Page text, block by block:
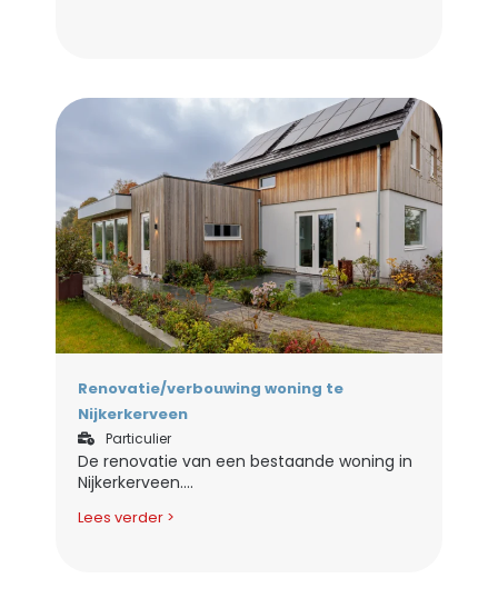
Renovatie/verbouwing woning te
Nijkerkerveen
Particulier
De renovatie van een bestaande woning in
Nijkerkerveen....
Lees verder >